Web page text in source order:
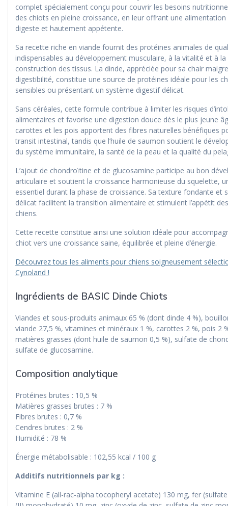
complet spécialement conçu pour couvrir les besoins
des chiots en pleine croissance, en leur offrant une alimentation
digeste et hautement appétente.
Sa recette riche en viande fournit des protéines animales de
indispensables au développement musculaire, à la vitalité et à la
construction des tissus. La dinde, appréciée pour sa chair
digestibilité, constitue une source de protéines idéale pour les
sensibles ou présentant un système digestif délicat.
Sans céréales, cette formule contribue à limiter les risques
alimentaires et favorise une digestion douce dès le plus jeune
carottes et les pois apportent des fibres naturelles bénéfiques
transit intestinal, tandis que l’huile de saumon soutient le
du système immunitaire, la santé de la peau et la qualité du
L’ajout de chondroïtine et de glucosamine participe au bon
articulaire et soutient la croissance harmonieuse du squelette,
essentiel durant la phase de croissance. Sa texture fondante et
délicat facilitent la transition alimentaire et stimulent l’appétit
chiens.
Cette recette constitue ainsi une solution idéale pour
chiot vers une croissance saine, équilibrée et pleine d’énergie.
Découvrez tous les aliments pour chiens soigneusement
Cynoland !
Ingrédients de BASIC Dinde Chiots
Viandes et sous-produits animaux 65 % (dont dinde 4 %),
viande 27,5 %, vitamines et minéraux 1 %, carottes 2 %, pois 2
matières grasses (dont huile de saumon 0,5 %), sulfate de
sulfate de glucosamine.
Composition analytique
Protéines brutes : 10,5 %
Matières grasses brutes : 7 %
Fibres brutes : 0,7 %
Cendres brutes : 2 %
Humidité : 78 %
Énergie métabolisable : 102,55 kcal / 100 g
Additifs nutritionnels par kg :
Vitamine E (all-rac-alpha tocopheryl acetate) 130 mg, fer